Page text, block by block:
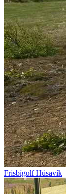
Frisbígolf Húsavík